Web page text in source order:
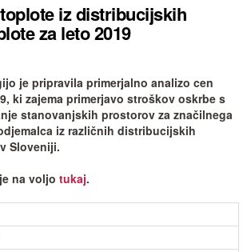
iz distribucijskih
za leto 2019
je pripravila primerjalno analizo cen
ki zajema primerjavo stroškov oskrbe s
stanovanjskih prostorov za značilnega
iz različnih distribucijskih
Sloveniji.
na voljo tukaj.